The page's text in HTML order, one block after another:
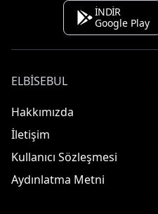
İNDİR
Google Play
ELBISEBUL
Hakkımızda
İletişim
Kullanıcı Sözleşmesi
Aydınlatma Metni